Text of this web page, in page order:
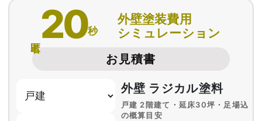
20秒
外壁塗装費用
シミュレーション
お見積書
外壁 ラジカル塗料
戸建 2階建て・延床30坪・足場込
の概算目安